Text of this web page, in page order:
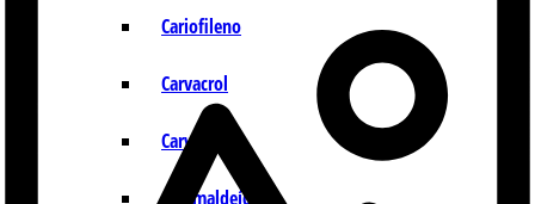
Cariofileno
Carvacrol
Carvona
Cinamaldeído